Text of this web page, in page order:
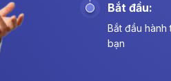
Bắt đầu:
Bắt đầu hành
bạn